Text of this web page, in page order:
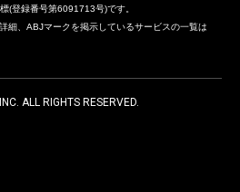
(登録番号第6091713号)です。
細、ABJマークを掲示しているサービスの一覧は
ALL RIGHTS RESERVED.